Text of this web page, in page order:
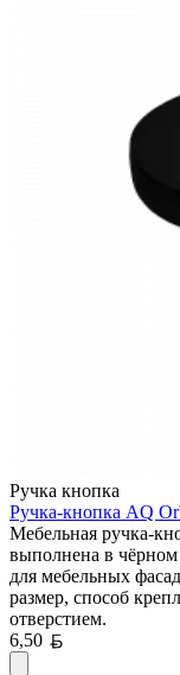
Ручка кнопка
Ручка-кнопка AQ
Мебельная ручка-
выполнена в чёрном
для мебельных
размер, способ
отверстием.
6,50